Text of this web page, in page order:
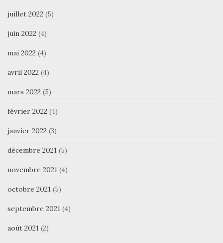
juillet 2022 (5)
juin 2022 (4)
mai 2022 (4)
avril 2022 (4)
mars 2022 (5)
février 2022 (4)
janvier 2022 (3)
décembre 2021 (5)
novembre 2021 (4)
octobre 2021 (5)
septembre 2021 (4)
août 2021 (2)